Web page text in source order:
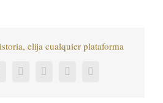
elija cualquier plataforma
Reddit Tumblr Pinterest